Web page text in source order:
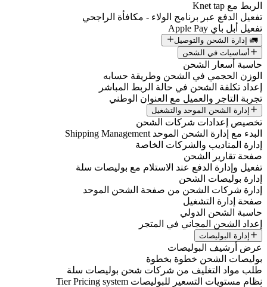
الربط مع Knet tap
تفعيل الدفع عبر برنامج الولاء - مكافأة الراجحي
تفعيل أبل باي Apple Pay
🚛 إدارة الشحن والتوصيل
أساسيات في الشحن
حاسبة أسعار الشحن
الوزن الحجمي في الشحن وطريقة حسابه
إعداد تكلفة الشحن في حالة الربط المباشر
تجربة التاجر والعميل مع العنوان الوطني
إدارة الشحن الموحد والتشغيل
تخصيص إعدادات شركات الشحن
البدء مع إدارة الشحن الموحد Shipping Management
إدارة المناديب والشركات الخاصة
صفحة تقارير الشحن
تفعيل وإدارة الدفع عند الاستلام مع بوليصات سلة
إدارة بوليصات الشحن
إدارة شركات الشحن من صفحة الشحن الموحد
صفحة إدارة التشغيل
حاسبة الشحن الدولي
إعداد الشحن المجاني في المتجر
إدارة البوليصات
عرض أرشيف البوليصات
بوليصات الشحن خطوة بخطوة
طلب مواد التغليف من شركات شحن بوليصات سلة
نظام مستويات التسعير للبوليصات Tier Pricing system